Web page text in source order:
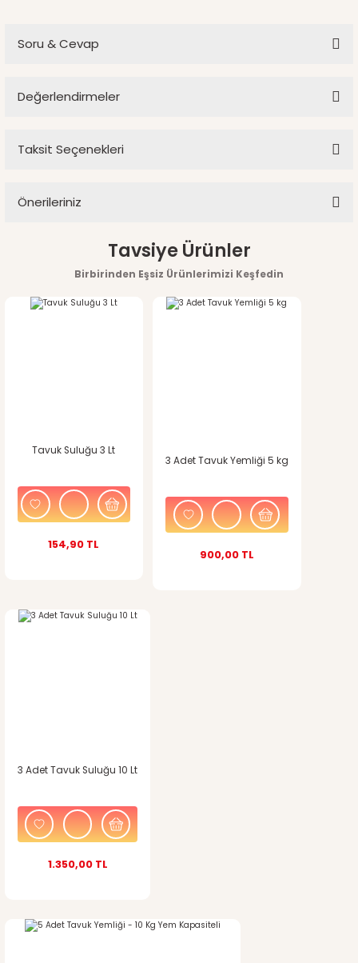
Soru & Cevap
Değerlendirmeler
Taksit Seçenekleri
Önerileriniz
Bu ürünün fiyat bilgisi, resim, ürün açıklamalarında ve diğer
konularda yetersiz gördüğünüz noktaları öneri formunu
Ürün fiyatı diğer sitelerden daha pahalı.
Bu ürüne benzer farklı alternatifler olmalı.
Tavsiye Ürünler
Birbirinden Eşsiz Ürünlerimizi Keşfedin
Tavuk Suluğu 3 Lt
154,90 TL
3 Adet Tavuk Yemliği 5 kg
900,00 TL
3 Adet Tavuk Suluğu 10 Lt
1.350,00 TL